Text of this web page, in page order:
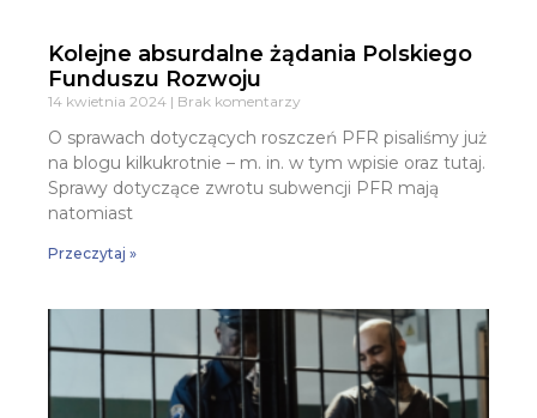
Kolejne absurdalne żądania Polskiego
Funduszu Rozwoju
14 kwietnia 2024 Brak komentarzy
O sprawach dotyczących roszczeń PFR pisaliśmy już
na blogu kilkukrotnie – m. in. w tym wpisie oraz tutaj.
Sprawy dotyczące zwrotu subwencji PFR mają
natomiast
Przeczytaj »